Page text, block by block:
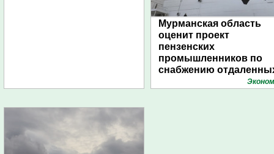
Мурманская область
оценит проект
пензенских
промышленников по
снабжению
поселений с помощью